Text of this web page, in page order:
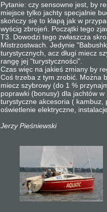
Pytanie: czy sensowne jest, by
miejsce tylko jachty specjalnie
skończy się to klapą jak w
wyścig zbrojeń. Początki tego
T3. Dowodzi tego zwłaszcza
Mistrzostwach. Jedynie
turystycznych, acz długi miecz
rangę jej "turystyczności".
Czas więc na jakieś zmiany by
Coś trzeba z tym zrobić. Można
miecz szybrowy (do 1 %
poprawki (bonusy) dla jachtów w
turystyczne akcesoria ( kambuz,
oświetlenie elektryczne,
Jerzy Pieśniewski